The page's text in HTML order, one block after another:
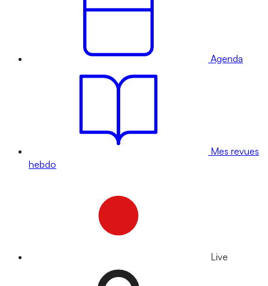
Agenda
Mes revues
hebdo
Live